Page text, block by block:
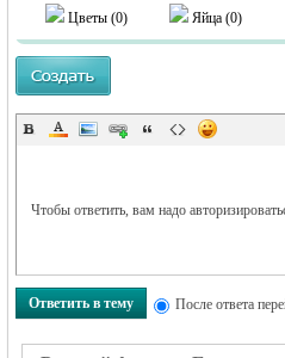
Цветы (0) Яйца (0)
Чтобы ответить, вам надо
Ответить в тему После ответа